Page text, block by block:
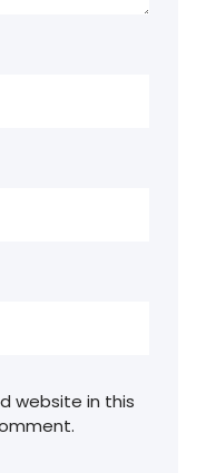
website in this